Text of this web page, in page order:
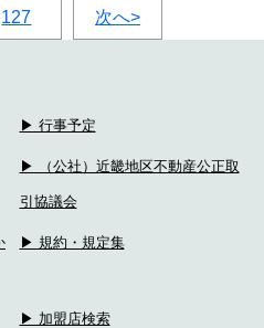
▶ 行事予定
▶ （公社）近畿地区不動産公正取
引協議会
▶ 規約・規定集
▶ 加盟店検索
127 次へ>